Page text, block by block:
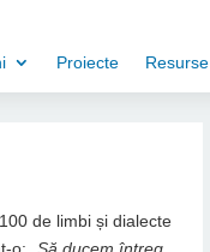
Proiecte Resurse
de limbi și dialecte